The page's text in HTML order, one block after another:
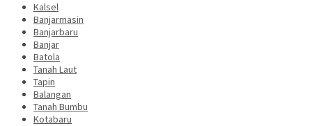
Kalsel
Banjarmasin
Banjarbaru
Banjar
Batola
Tanah Laut
Tapin
Balangan
Tanah Bumbu
Kotabaru